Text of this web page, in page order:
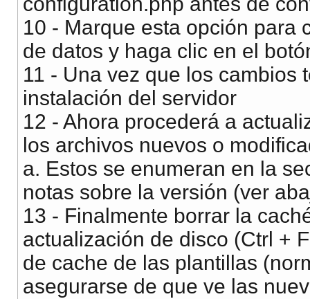
10 - Marque esta opción para
de datos y haga clic en el
11 - Una vez que los cambios
instalación del servidor
12 - Ahora procederá a
los archivos nuevos o
a. Estos se enumeran en la
notas sobre la versión (ver
13 - Finalmente borrar la
actualización de disco (Ctrl +
de cache de las plantillas
asegurarse de que ve las